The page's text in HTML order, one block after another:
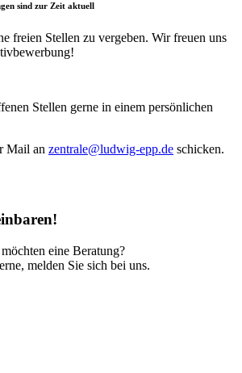
sind zur Zeit aktuell
freien Stellen zu vergeben. Wir freuen uns
Stellen gerne in einem persönlichen
Mail an zentrale@ludwig-epp.de schicken.
eine Beratung?
melden Sie sich bei uns.